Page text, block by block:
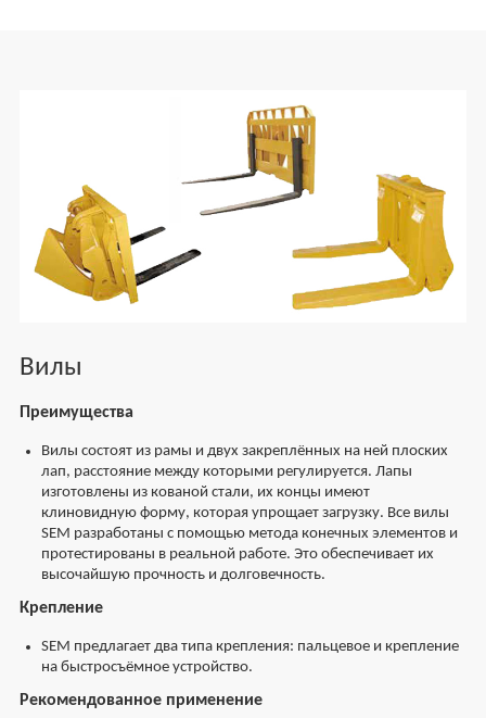
Вилы
Преимущества
Вилы состоят из рамы и двух закреплённых на ней плоских
лап, расстояние между которыми регулируется. Лапы
изготовлены из кованой стали, их концы имеют
клиновидную форму, которая упрощает загрузку. Все вилы
SEM разработаны с помощью метода конечных элементов и
протестированы в реальной работе. Это обеспечивает их
высочайшую прочность и долговечность.
Крепление
SEM предлагает два типа крепления: пальцевое и крепление
на быстросъёмное устройство.
Рекомендованное применение